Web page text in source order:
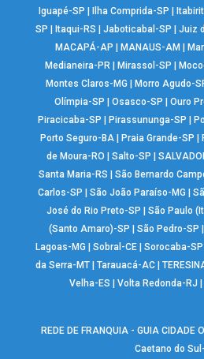
Iguapé-SP
Ilha Comprida-SP
SP
Itaqui-RS |Jaboticabal-SP |Juiz
MACAPÁ-AP
MANAUS-AM
Medianeira-PR
Mirassol-SP
Montes Claros-MG
Morro Agudo-
Olímpia-SP
|Osasco-SP |Ouro
Piracicaba-SP
Pirassununga-SP
Porto Seguro-BA| Praia Grande-SP
de Moura-RO
|Salto-SP |
Santa Maria-RS
São Bernardo
Carlos-SP
São João Paraíso-MG
José do Rio Preto-SP
São Paulo
(Santo Amaro)-SP
São Pedro-SP
Lagoas-MG
|Sobral-CE |Sorocaba-SP
da Serra-MT| Tarauacá-AC|
Velha-ES
Volta Redonda-RJ
REDE DE FRANQUIA - GUIA CIDADE
Caetano do